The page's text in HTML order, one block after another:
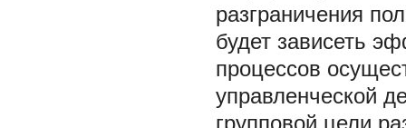
разграничения
будет зависеть
процессов
управленческой
групповой цели